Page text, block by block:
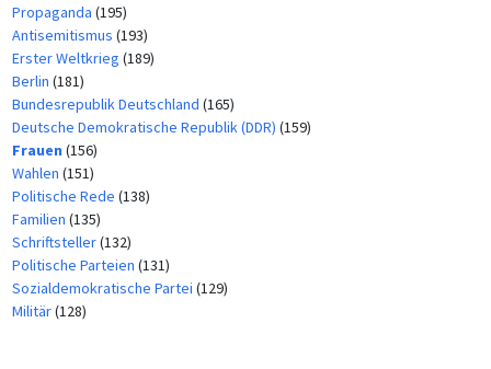
Propaganda (195)
Antisemitismus (193)
Erster Weltkrieg (189)
Berlin (181)
Bundesrepublik Deutschland (165)
Deutsche Demokratische Republik (DDR) (159)
Frauen (156)
Wahlen (151)
Politische Rede (138)
Familien (135)
Schriftsteller(132)
Politische Parteien (131)
Sozialdemokratische Partei (129)
Militär(128)